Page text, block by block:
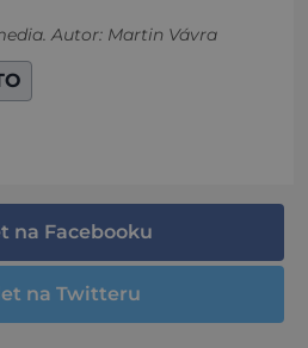
Autor: Martin Vávra
na Facebooku
na Twitteru